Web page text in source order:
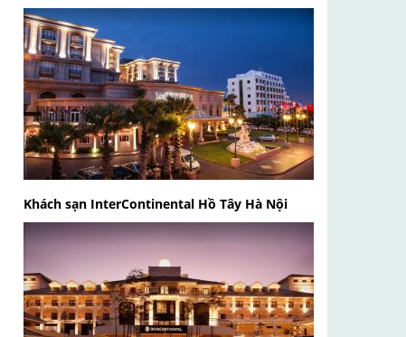
Khách sạn InterContinental Hồ Tây Hà Nội